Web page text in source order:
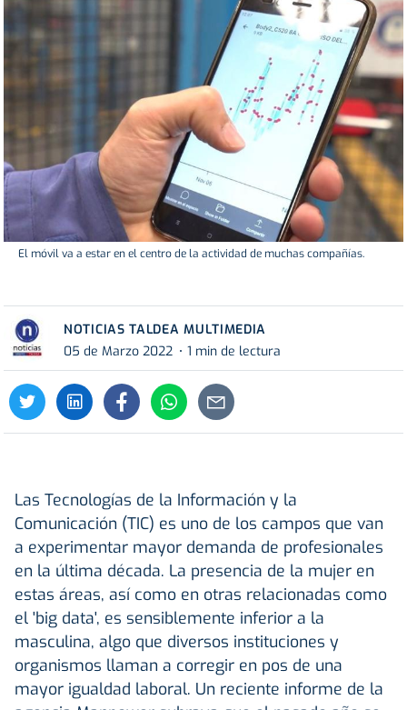
El móvil va a estar en el centro de la actividad de muchas compañías.
NOTICIAS TALDEA MULTIMEDIA
05 de Marzo 2022
1 min de lectura
Las Tecnologías de la Información y la
Comunicación (TIC) es uno de los campos que van
a experimentar mayor demanda de profesionales
en la última década. La presencia de la mujer en
estas áreas, así como en otras relacionadas como
el 'big data', es sensiblemente inferior a la
masculina, algo que diversos instituciones y
organismos llaman a corregir en pos de una
mayor igualdad laboral. Un reciente informe de la